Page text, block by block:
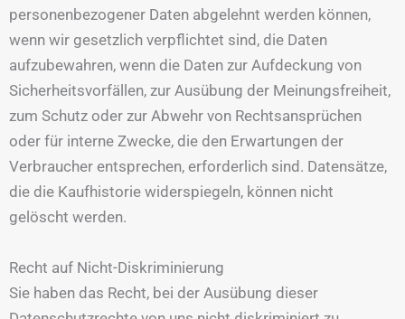
personenbezogener Daten abgelehnt werden können,
wenn wir gesetzlich verpflichtet sind, die Daten
aufzubewahren, wenn die Daten zur Aufdeckung von
Sicherheitsvorfällen, zur Ausübung der Meinungsfreiheit,
zum Schutz oder zur Abwehr von Rechtsansprüchen
oder für interne Zwecke, die den Erwartungen der
Verbraucher entsprechen, erforderlich sind. Datensätze,
die die Kaufhistorie widerspiegeln, können nicht
gelöscht werden.
Recht auf Nicht-Diskriminierung
Sie haben das Recht, bei der Ausübung dieser